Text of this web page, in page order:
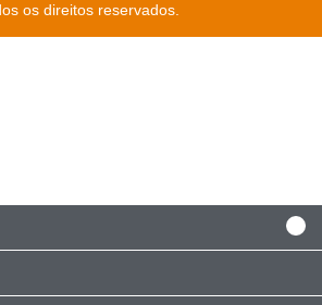
os direitos reservados.